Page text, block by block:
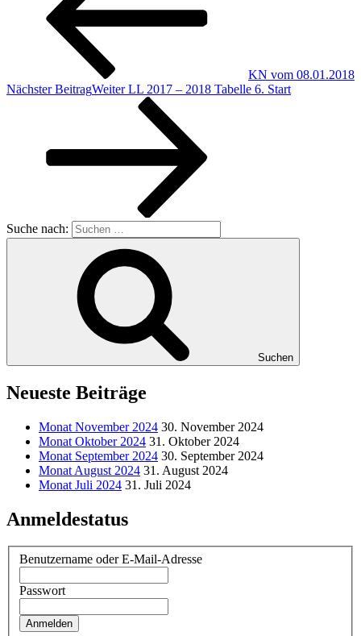
KN vom 08.01.2018
Nächster BeitragWeiter LL 2017 – 2018 Tabelle 6. Start
Suche nach:
Suchen
Neueste Beiträge
Monat November 2024 30. November 2024
Monat Oktober 2024 31. Oktober 2024
Monat September 2024 30. September 2024
Monat August 2024 31. August 2024
Monat Juli 2024 31. Juli 2024
Anmeldestatus
Benutzername oder E-Mail-Adresse
Passwort